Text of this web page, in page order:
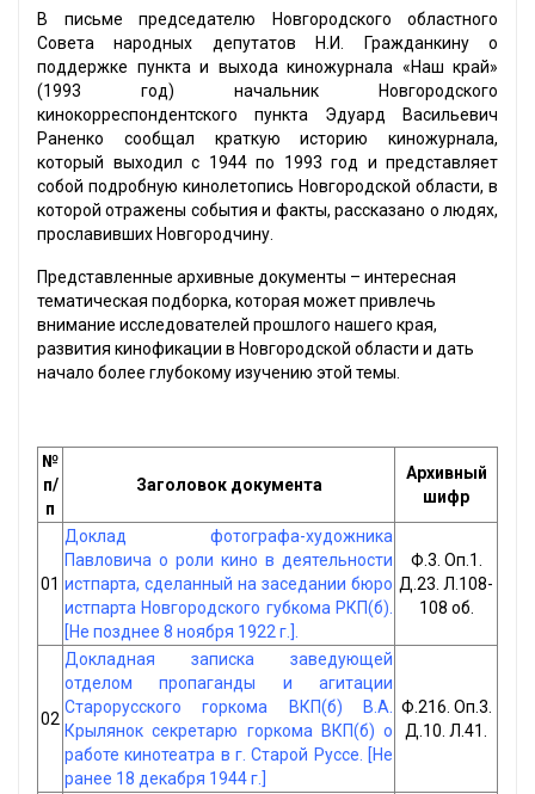
В письме председателю Новгородского областного
Совета народных депутатов Н.И. Гражданкину о
поддержке пункта и выхода киножурнала «Наш край»
(1993 год) начальник Новгородского
кинокорреспондентского пункта Эдуард Васильевич
Раненко сообщал краткую историю киножурнала,
который выходил с 1944 по 1993 год и представляет
собой подробную кинолетопись Новгородской области, в
которой отражены события и факты, рассказано о людях,
прославивших Новгородчину.
Представленные архивные документы – интересная
тематическая подборка, которая может привлечь
внимание исследователей прошлого нашего края,
развития кинофикации в Новгородской области и дать
начало более глубокому изучению этой темы.
№
п/
п
Заголовок документа
Архивный
шифр
01
Доклад фотографа-художника
Павловича о роли кино в деятельности
истпарта, сделанный на заседании бюро
истпарта Новгородского губкома РКП(б).
[Не позднее 8 ноября 1922 г.].
Ф.3. Оп.1.
Д.23. Л.108-
108 об.
02
Докладная записка заведующей
отделом пропаганды и агитации
Старорусского горкома ВКП(б) В.А.
Крылянок секретарю горкома ВКП(б) о
работе кинотеатра в г. Старой Руссе. [Не
ранее 18 декабря 1944 г.]
Ф.216. Оп.3.
Д.10. Л.41.